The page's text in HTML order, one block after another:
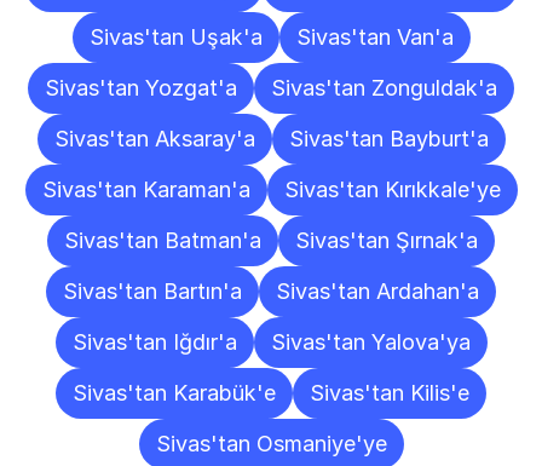
Sivas'tan Uşak'a
Sivas'tan Van'a
Sivas'tan Yozgat'a
Sivas'tan Zonguldak'a
Sivas'tan Aksaray'a
Sivas'tan Bayburt'a
Sivas'tan Karaman'a
Sivas'tan Kırıkkale'ye
Sivas'tan Batman'a
Sivas'tan Şırnak'a
Sivas'tan Bartın'a
Sivas'tan Ardahan'a
Sivas'tan Iğdır'a
Sivas'tan Yalova'ya
Sivas'tan Karabük'e
Sivas'tan Kilis'e
Sivas'tan Osmaniye'ye